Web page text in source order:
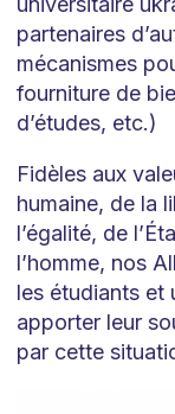
partenaires
mécanismes
fourniture de
d’études, etc.)
Fidèles aux
humaine, de la
l’égalité, de
l’homme, nos
les étudiants et
apporter leur
par cette